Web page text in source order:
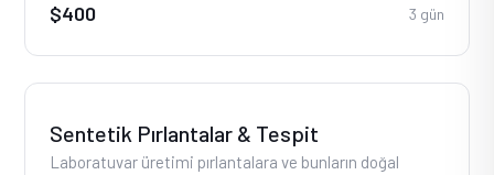
$400 3 gün
Sentetik Pırlantalar & Tespit
Laboratuvar üretimi pırlantalara ve bunların doğal